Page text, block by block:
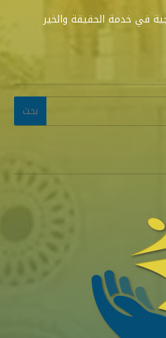
في خدمة الحقيقة والخير